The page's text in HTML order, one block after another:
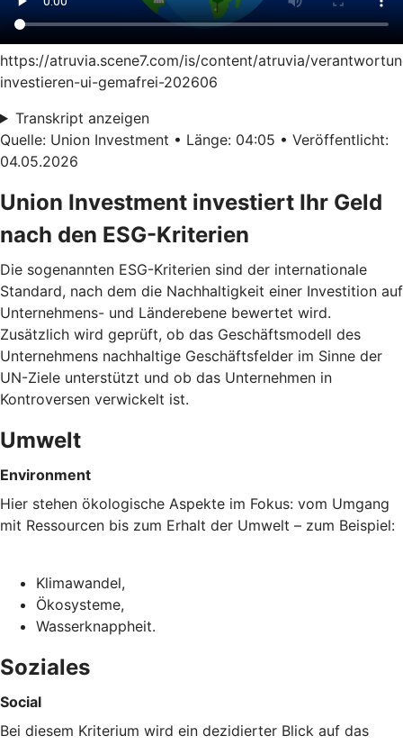
https://atruvia.scene7.com/is/content/atruvia/
investieren-ui-gemafrei-202606
Transkript anzeigen
Quelle: Union Investment • Länge: 04:05 • Veröffentlicht:
04.05.2026
Union Investment investiert Ihr Geld
nach den ESG-Kriterien
Die sogenannten ESG-Kriterien sind der internationale
Standard, nach dem die Nachhaltigkeit einer Investition auf
Unternehmens- und Länderebene bewertet wird.
Zusätzlich wird geprüft, ob das Geschäftsmodell des
Unternehmens nachhaltige Geschäftsfelder im Sinne der
UN-Ziele unterstützt und ob das Unternehmen in
Kontroversen verwickelt ist.
Umwelt
Environment
Hier stehen ökologische Aspekte im Fokus: vom Umgang
mit Ressourcen bis zum Erhalt der Umwelt – zum Beispiel:
Klimawandel,
Ökosysteme,
Wasserknappheit.
Soziales
Social
Bei diesem Kriterium wird ein dezidierter Blick auf das